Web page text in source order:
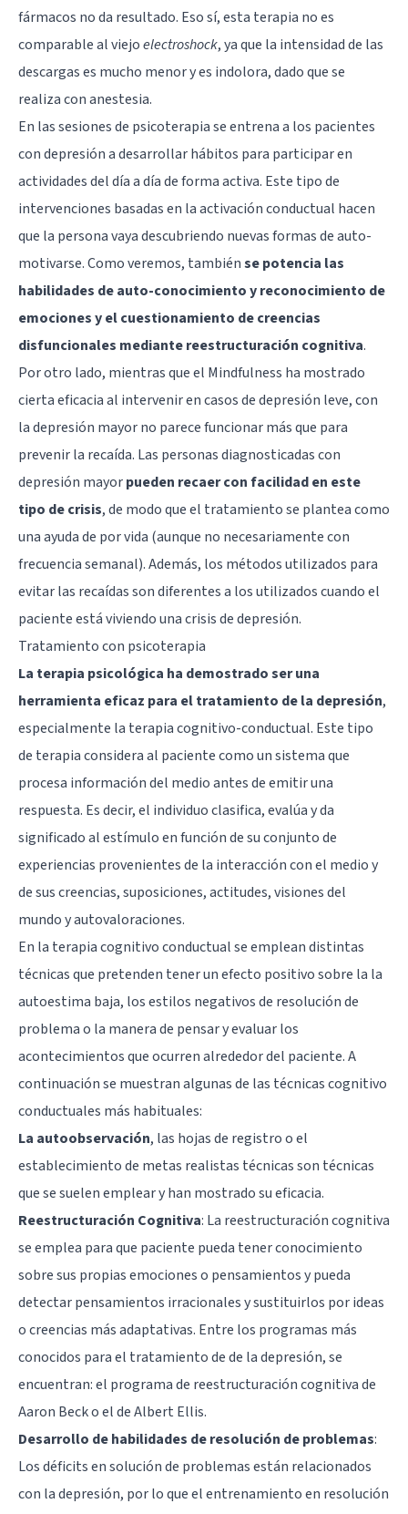
fármacos no da resultado. Eso sí, esta terapia no es
comparable al viejoelectroshock, ya que la intensidad de las
descargas es mucho menor y es indolora, dado que se
realiza con anestesia.
En las sesiones de psicoterapia se entrena a los pacientes
con depresión a desarrollar hábitos para participar en
actividades del día a día de forma activa. Este tipo de
intervenciones basadas en la activación conductual hacen
que la persona vaya descubriendo nuevas formas de auto-
motivarse. Como veremos, tambiénse potencia las
habilidades de auto-conocimiento y reconocimiento de
emociones y el cuestionamiento de creencias
disfuncionales mediante reestructuración cognitiva.
Por otro lado, mientras que el Mindfulness ha mostrado
cierta eficacia al intervenir en casos de depresión leve, con
la depresión mayor no parece funcionar más que para
prevenir la recaída. Las personas diagnosticadas con
depresión mayorpueden recaer con facilidad en este
tipo de crisis, de modo que el tratamiento se plantea como
una ayuda de por vida (aunque no necesariamente con
frecuencia semanal). Además, los métodos utilizados para
evitar las recaídas son diferentes a los utilizados cuando el
paciente está viviendo una crisis de depresión.
Tratamiento con psicoterapia
La terapia psicológica ha demostrado ser una
herramienta eficaz para el tratamiento de la depresión,
especialmente la terapia cognitivo-conductual. Este tipo
de terapia considera al paciente como un sistema que
procesa información del medio antes de emitir una
respuesta. Es decir, el individuo clasifica, evalúa y da
significado al estímulo en función de su conjunto de
experiencias provenientes de la interacción con el medio y
de sus creencias, suposiciones, actitudes, visiones del
mundo y autovaloraciones.
En la terapia cognitivo conductual se emplean distintas
técnicas que pretenden tener un efecto positivo sobre la la
autoestima baja, los estilos negativos de resolución de
problema o la manera de pensar y evaluar los
acontecimientos que ocurren alrededor del paciente. A
continuación se muestran algunas de las técnicas cognitivo
conductuales más habituales:
La autoobservación, las hojas de registro o el
establecimiento de metas realistas técnicas son técnicas
que se suelen emplear y han mostrado su eficacia.
Reestructuración Cognitiva: La reestructuración cognitiva
se emplea para que paciente pueda tener conocimiento
sobre sus propias emociones o pensamientos y pueda
detectar pensamientos irracionales y sustituirlos por ideas
o creencias más adaptativas. Entre los programas más
conocidos para el tratamiento de de la depresión, se
encuentran: el programa de reestructuración cognitiva de
Aaron Becko el deAlbert Ellis.
Desarrollo de habilidades de resolución de problemas:
Los déficits en solución de problemas están relacionados
con la depresión, por lo que el entrenamiento en resolución